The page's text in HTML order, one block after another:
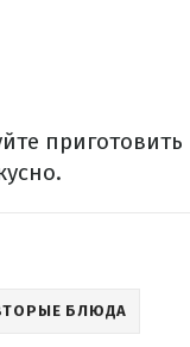
приготовить
БЛЮДА